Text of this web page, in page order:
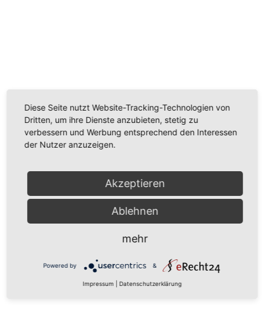
Wir verwenden einen Service eines Drittanbieters, um
Videoinhalte einzubetten. Dieser Service kann Daten
zu Ihren Aktivitäten sammeln. Bitte lesen Sie die Details
durch und stimmen Sie der Nutzung des Service zu,
um dieses Video anzusehen.
Akzeptieren
Platform
Diese Seite nutzt Website-Tracking-Technologien von
Dritten, um ihre Dienste anzubieten, stetig zu
verbessern und Werbung entsprechend den Interessen
der Nutzer anzuzeigen.
Akzeptieren
Ablehnen
mehr
Powered by &
Impressum Datenschutzerklärung